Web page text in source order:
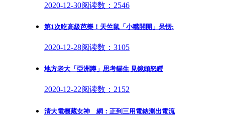
2020-12-30阅读数：2546
第1次吃高級芭樂！天竺鼠「小嘴開開」呆愣:
2020-12-28阅读数：3105
地方老大「亞洲蹲」思考貓生 見鏡頭怒瞪
2020-12-22阅读数：2152
清大電機藏女神 網：正到三用電錶測出電流